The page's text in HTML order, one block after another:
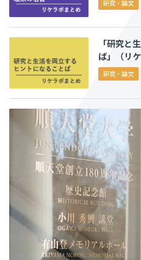
研究・論文
「研究と
ば」（リ
研究・論文